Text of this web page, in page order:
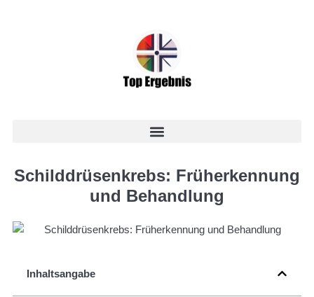
Schilddrüsenkrebs: Früherkennung
und Behandlung
Inhaltsangabe